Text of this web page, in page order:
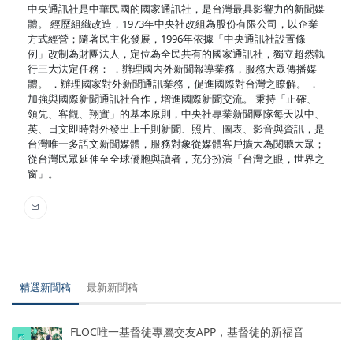
中央通訊社是中華民國的國家通訊社，是台灣最具影響力的新聞媒
體。 經歷組織改造，1973年中央社改組為股份有限公司，以企業
方式經營；隨著民主化發展，1996年依據「中央通訊社設置條
例」改制為財團法人，定位為全民共有的國家通訊社，獨立超然執
行三大法定任務： ．辦理國內外新聞報導業務，服務大眾傳播媒
體。 ．辦理國家對外新聞通訊業務，促進國際對台灣之瞭解。 ．
加強與國際新聞通訊社合作，增進國際新聞交流。 秉持「正確、
領先、客觀、翔實」的基本原則，中央社專業新聞團隊每天以中、
英、日文即時對外發出上千則新聞、照片、圖表、影音與資訊，是
台灣唯一多語文新聞媒體，服務對象從媒體客戶擴大為閱聽大眾；
從台灣民眾延伸至全球僑胞與讀者，充分扮演「台灣之眼，世界之
窗」。
精選新聞稿 最新新聞稿
FLOC唯一基督徒專屬交友APP，基督徒的新福音